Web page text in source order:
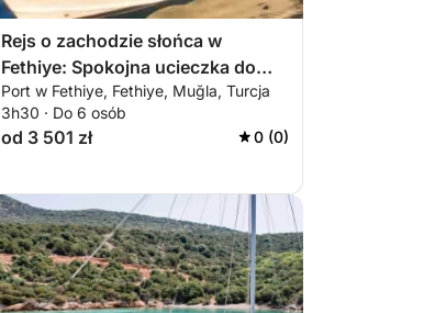
Rejs o zachodzie słońca w
Fethiye: Spokojna ucieczka do
zatok
Port w Fethiye, Fethiye, Muğla, Turcja
3h30 · Do 6 osób
od 3 501 zł 0 (0)